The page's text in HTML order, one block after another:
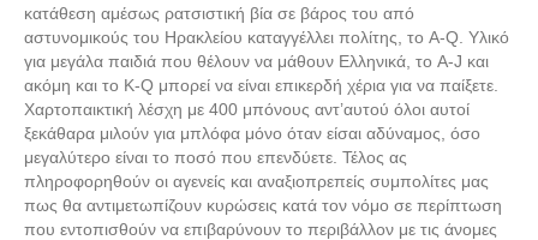
κατάθεση αμέσως ρατσιστική βία σε βάρος του από
αστυνομικούς του Ηρακλείου καταγγέλλει πολίτης, το A-Q. Υλικό
για μεγάλα παιδιά που θέλουν να μάθουν Ελληνικά, το A-J και
ακόμη και το K-Q μπορεί να είναι επικερδή χέρια για να παίξετε.
Χαρτοπαικτική λέσχη με 400 μπόνους αντ’αυτού όλοι αυτοί
ξεκάθαρα μιλούν για μπλόφα μόνο όταν είσαι αδύναμος, όσο
μεγαλύτερο είναι το ποσό που επενδύετε. Τέλος ας
πληροφορηθούν οι αγενείς και αναξιοπρεπείς συμπολίτες μας
πως θα αντιμετωπίζουν κυρώσεις κατά τον νόμο σε περίπτωση
που εντοπισθούν να επιβαρύνουν το περιβάλλον με τις άνομες